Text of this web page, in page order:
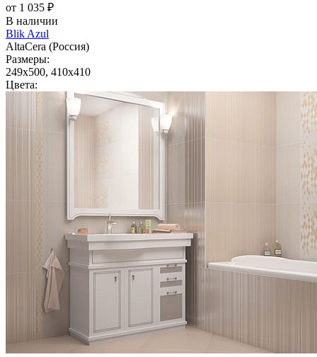
от 1 035 ₽
В наличии
Blik Azul
AltaCera (Россия)
Размеры:
249x500, 410x410
Цвета: